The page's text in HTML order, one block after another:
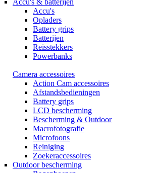
Accu's & batterijen
Accu's
Opladers
Battery grips
Batterijen
Reisstekkers
Powerbanks
Camera accessoires
Action Cam accessoires
Afstandsbedieningen
Battery grips
LCD bescherming
Bescherming & Outdoor
Macrofotografie
Microfoons
Reiniging
Zoekeraccessoires
Outdoor bescherming